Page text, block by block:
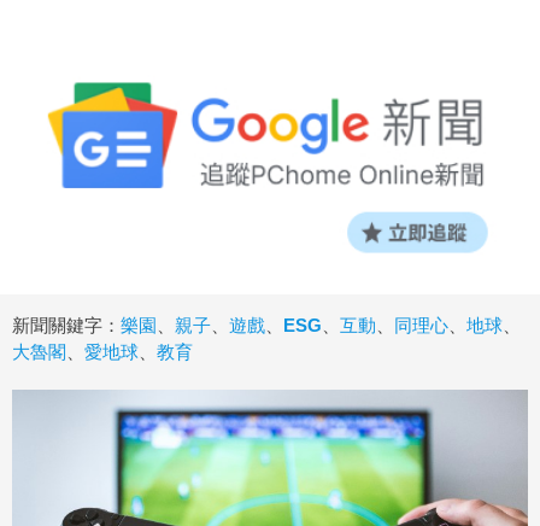
新聞關鍵字： 樂園 親子 遊戲 ESG 互動 同理心 地球
大魯閣
愛地球 教育